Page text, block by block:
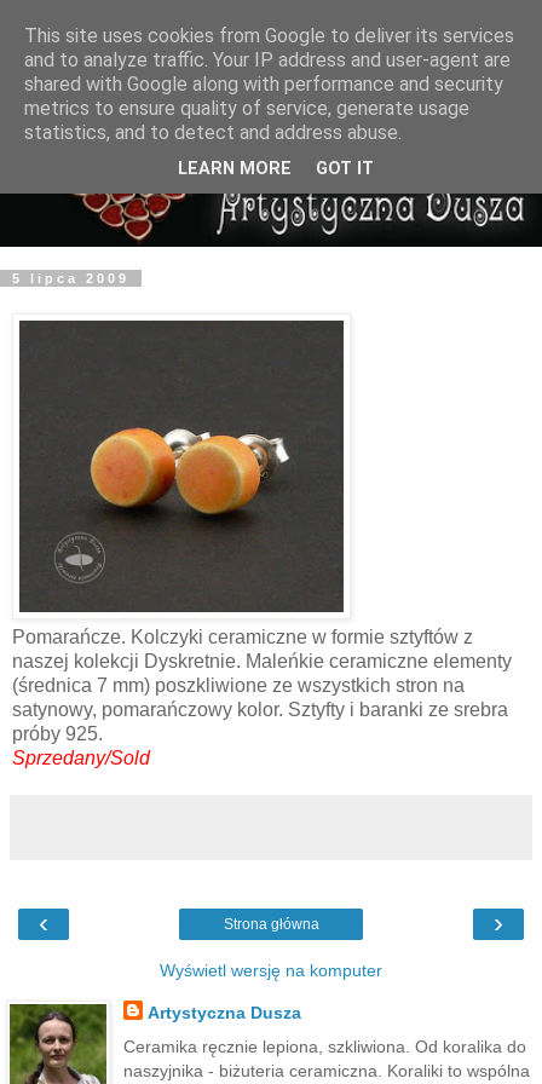
5 lipca 2009
Pomarańcze. Kolczyki ceramiczne w formie sztyftów z
naszej kolekcji Dyskretnie. Maleńkie ceramiczne elementy
(średnica 7 mm) poszkliwione ze wszystkich stron na
satynowy, pomarańczowy kolor. Sztyfty i baranki ze srebra
próby 925.
Sprzedany/Sold
‹ ›
Strona główna
Wyświetl wersję na komputer
Artystyczna Dusza
Ceramika ręcznie lepiona, szkliwiona. Od koralika do
naszyjnika - biżuteria ceramiczna. Koraliki to wspólna
This site uses cookies from Google to deliver its services
and to analyze traffic. Your IP address and user-agent are
shared with Google along with performance and security
metrics to ensure quality of service, generate usage
statistics, and to detect and address abuse.
LEARN MORE GOT IT